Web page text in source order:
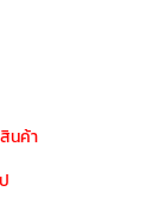
นค้า